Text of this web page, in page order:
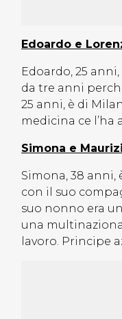
Edoardo e
Edoardo, 25
da tre anni
25 anni, è di
medicina ce l’ha
Simona e
Simona, 38 anni,
con il suo
suo nonno era
una
lavoro. Principe